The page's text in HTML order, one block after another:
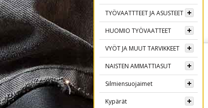
TYÖVAATTTEET JA ASUSTEET
HUOMIO TYÖVAATTEET
VYÖT JA MUUT TARVIKKEET
NAISTEN AMMATTIASUT
Silmiensuojaimet
Kypärät
Lue lisää